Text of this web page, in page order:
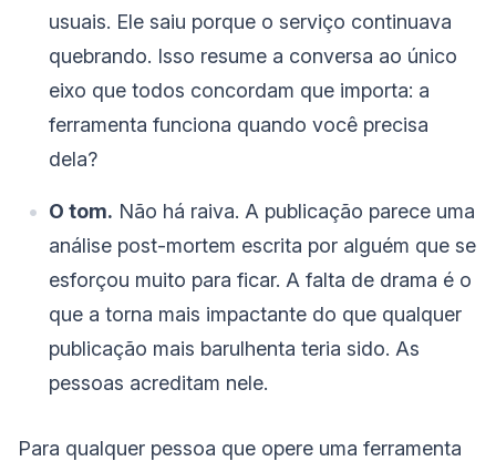
usuais. Ele saiu porque o serviço continuava
quebrando. Isso resume a conversa ao único
eixo que todos concordam que importa: a
ferramenta funciona quando você precisa
dela?
O tom. Não há raiva. A publicação parece uma
análise post-mortem escrita por alguém que se
esforçou muito para ficar. A falta de drama é o
que a torna mais impactante do que qualquer
publicação mais barulhenta teria sido. As
pessoas acreditam nele.
Para qualquer pessoa que opere uma ferramenta